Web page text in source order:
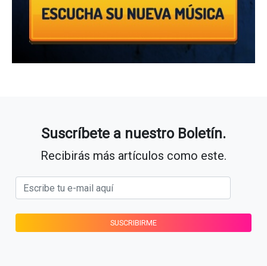
Suscríbete a nuestro Boletín.
Recibirás más artículos como este.